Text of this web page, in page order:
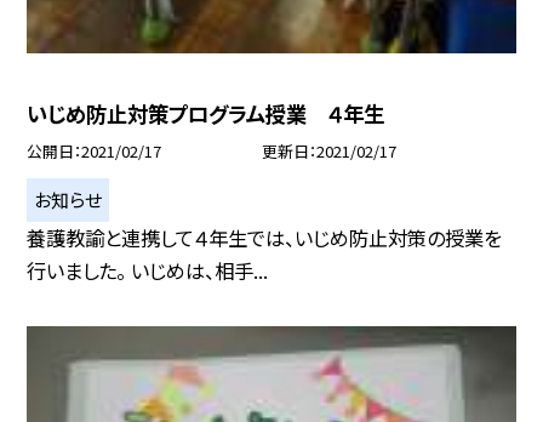
いじめ防止対策プログラム授業 ４年生
公開日 2021/02/17 更新日 2021/02/17
お知らせ
養護教諭と連携して４年生では、いじめ防止対策の授業を
行いました。 いじめは、相手...